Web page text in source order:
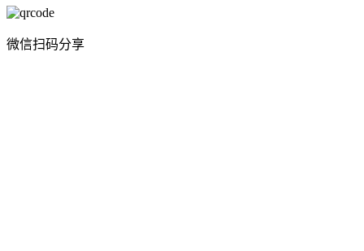
微信扫码分享